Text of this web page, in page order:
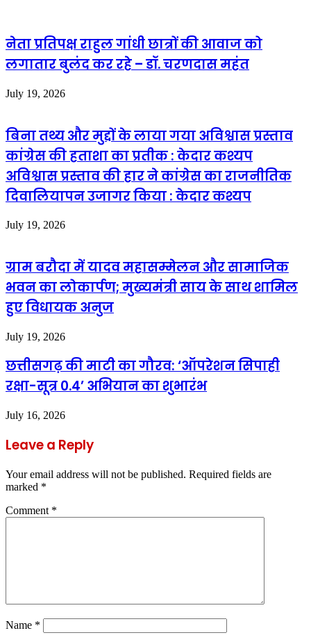
नेता प्रतिपक्ष राहुल गांधी छात्रों की आवाज को
लगातार बुलंद कर रहे – डॉ. चरणदास महंत
July 19, 2026
बिना तथ्य और मुद्दों के लाया गया अविश्वास प्रस्ताव
कांग्रेस की हताशा का प्रतीक : केदार कश्यप
अविश्वास प्रस्ताव की हार ने कांग्रेस का राजनीतिक
दिवालियापन उजागर किया : केदार कश्यप
July 19, 2026
ग्राम बरौदा में यादव महासम्मेलन और सामाजिक
भवन का लोकार्पण; मुख्यमंत्री साय के साथ शामिल
हुए विधायक अनुज
July 19, 2026
छत्तीसगढ़ की माटी का गौरव: ‘ऑपरेशन सिपाही
रक्षा-सूत्र 0.4’ अभियान का शुभारंभ
July 16, 2026
Leave a Reply
Your email address will not be published. Required fields are
marked *
Comment *
Name *